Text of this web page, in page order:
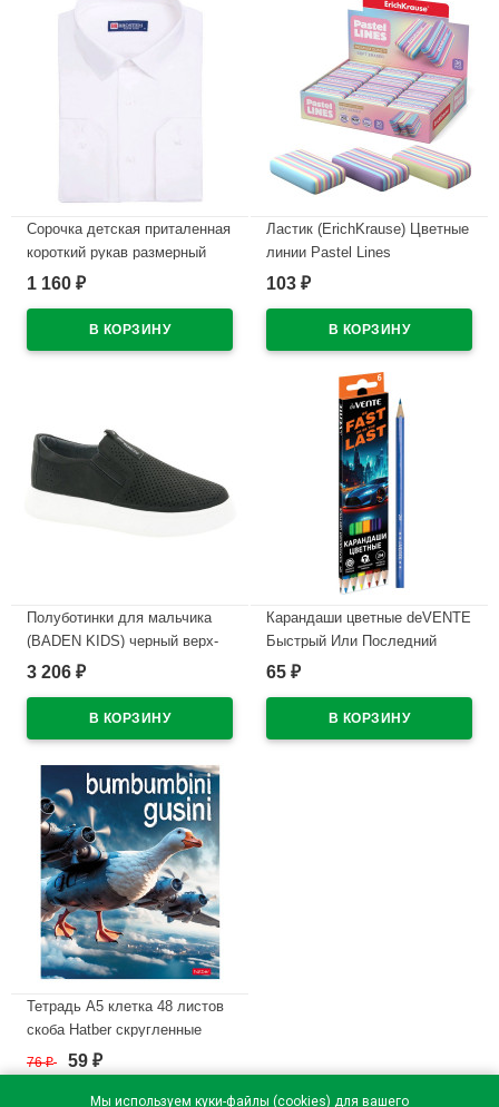
Мы используем куки-файлы (cookies) для вашего
Сорочка детская приталенная
короткий рукав размерный
ряд 29/116-122-36/158-164
арт.MO4701ds**
1 160 ₽
Ластик (ErichKrause) Цветные
линии Pastel Lines
44,3*25*10мм цветной
103 ₽
Полуботинки для мальчика
(BADEN KIDS) черный верх-
натуральная кожа подкладка-
37 арт.KPZ043-013
3 206 ₽
Карандаши цветные deVENTE
Быстрый Или Последний
(Fast Or Last) 6 цветов 2М 2,8
65 ₽
Тетрадь А5 клетка 48 листов
скоба Hatber скругленные
углы ассорти арт.48Т5В1
В наличии
76₽ 59 ₽